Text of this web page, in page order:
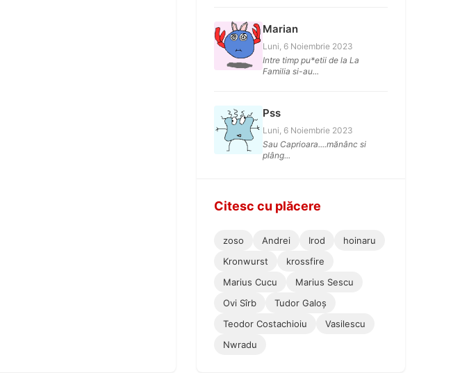
Marian
Luni, 6 Noiembrie 2023
Intre timp pu*etii de la La
Familia si-au...
Pss
Luni, 6 Noiembrie 2023
Sau Caprioara....mănânc si
plâng...
Citesc cu plăcere
zoso Andrei Irod
hoinaru
Kronwurst
krossfire
Marius Cucu
Marius Sescu
Ovi Sîrb
Tudor Galoș
Teodor Costachioiu
Vasilescu
Nwradu